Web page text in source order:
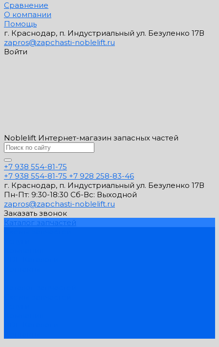
Сравнение
О компании
Помощь
г. Краснодар, п. Индустриальный ул. Безуленко 17В
zapros@zapchasti-noblelift.ru
Войти
Noblelift Интернет-магазин запасных частей
+7 938 554-81-75
+7 938 554-81-75 +7 928 258-83-46
г. Краснодар, п. Индустриальный ул. Безуленко 17В
Пн-Пт: 9:30-18:30 Cб-Вс: Выходной
zapros@zapchasti-noblelift.ru
Заказать звонок
Каталог запчастей